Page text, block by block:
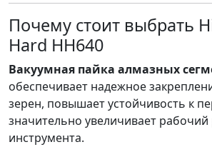
Почему стоит выбрать
Hard HH640
Вакуумная пайка алмазных
обеспечивает надежное
зерен, повышает устойчивость к
значительно увеличивает рабочий
инструмента.